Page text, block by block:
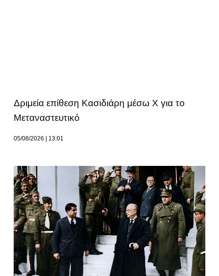
Δριμεία επίθεση Κασιδιάρη μέσω Χ για το
Μεταναστευτικό
05/08/2026 13:01